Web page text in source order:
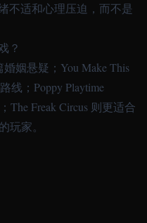
不适和心理压迫，而不是
？
婚姻悬疑；You Make This
线；Poppy Playtime
The Freak Circus 则更适合
玩家。